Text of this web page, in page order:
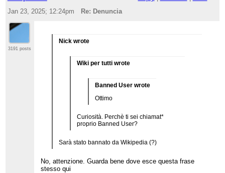
Jan 23, 2025; 12:24pm
Re: Denuncia
3191 posts
Nick wrote
Wiki per tutti wrote
Banned User wrote
Ottimo
Curiosità. Perchè ti sei chiamat*
proprio Banned User?
Sarà stato bannato da Wikipedia (?)
No, attenzione. Guarda bene dove esce questa frase
stesso qui